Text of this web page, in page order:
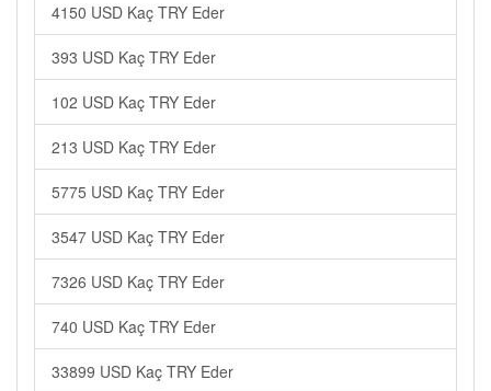
4150 USD Kaç TRY Eder
393 USD Kaç TRY Eder
102 USD Kaç TRY Eder
213 USD Kaç TRY Eder
5775 USD Kaç TRY Eder
3547 USD Kaç TRY Eder
7326 USD Kaç TRY Eder
740 USD Kaç TRY Eder
33899 USD Kaç TRY Eder